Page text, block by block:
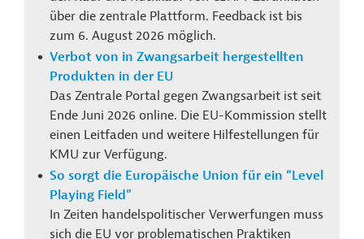
über die zentrale Plattform. Feedback ist bis
zum 6. August 2026 möglich.
Verbot von in Zwangsarbeit hergestellten
Produkten in der EU
Das Zentrale Portal gegen Zwangsarbeit ist seit
Ende Juni 2026 online. Die EU-Kommission stellt
einen Leitfaden und weitere Hilfestellungen für
KMU zur Verfügung.
So sorgt die Europäische Union für ein “Level
Playing Field”
In Zeiten handelspolitischer Verwerfungen muss
sich die EU vor problematischen Praktiken